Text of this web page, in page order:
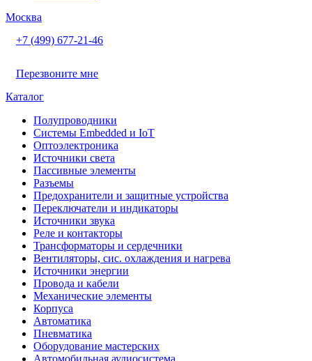
Москва
+7 (499) 677-21-46
Перезвоните мне
Каталог
Полупроводники
Системы Embedded и IoT
Oптоэлектроника
Источники света
Пассивные элементы
Разъeмы
Предохранители и защитные устройства
Переключатели и индикаторы
Источники звука
Реле и контакторы
Трансформаторы и сердечники
Вентиляторы, сис. охлаждения и нагрева
Источники энергии
Провода и кабели
Механические элементы
Корпуса
Автоматика
Пневматика
Оборудование мастерских
Автомобильная аудиосистема